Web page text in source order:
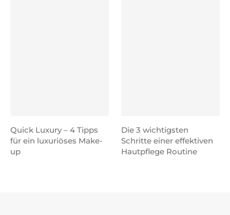
Quick Luxury – 4 Tipps
für ein luxuriöses Make-
up
Die 3 wichtigsten
Schritte einer effektiven
Hautpflege Routine